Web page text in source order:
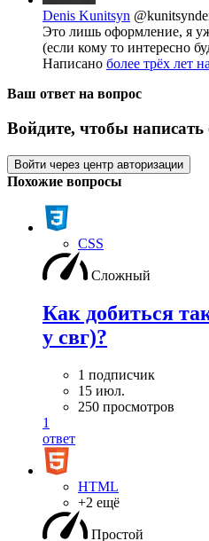
Denis Kunitsyn
Это лишь оформление, я
(если кому то интересно
Написано более трёх лет
Ваш ответ на вопрос
Войдите, чтобы написать
Войти через центр авторизации
Похожие вопросы
CSS
Сложный
Как добиться
у свг)?
1 подписчик
15 июл.
250 просмотров
1
ответ
HTML
+2 ещё
Простой